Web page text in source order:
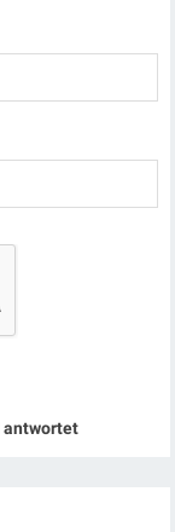
antwortet